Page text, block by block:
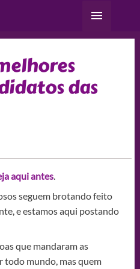
Menu
das
aqui antes.
seguem brotando feito
e estamos aqui postando
que mandaram as
todo mundo, mas quem